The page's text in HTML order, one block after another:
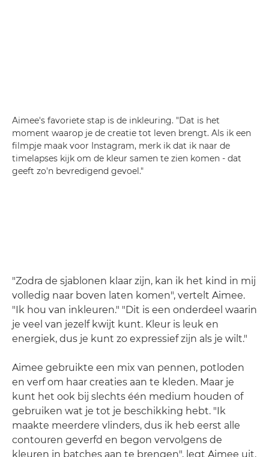
Aimee's favoriete stap is de inkleuring. "Dat is het
moment waarop je de creatie tot leven brengt. Als ik een
filmpje maak voor Instagram, merk ik dat ik naar de
timelapses kijk om de kleur samen te zien komen - dat
geeft zo'n bevredigend gevoel."
"Zodra de sjablonen klaar zijn, kan ik het kind in mij
volledig naar boven laten komen", vertelt Aimee.
"Ik hou van inkleuren." "Dit is een onderdeel waarin
je veel van jezelf kwijt kunt. Kleur is leuk en
energiek, dus je kunt zo expressief zijn als je wilt."
Aimee gebruikte een mix van pennen, potloden
en verf om haar creaties aan te kleden. Maar je
kunt het ook bij slechts één medium houden of
gebruiken wat je tot je beschikking hebt. "Ik
maakte meerdere vlinders, dus ik heb eerst alle
contouren geverfd en begon vervolgens de
kleuren in batches aan te brengen", legt Aimee uit.